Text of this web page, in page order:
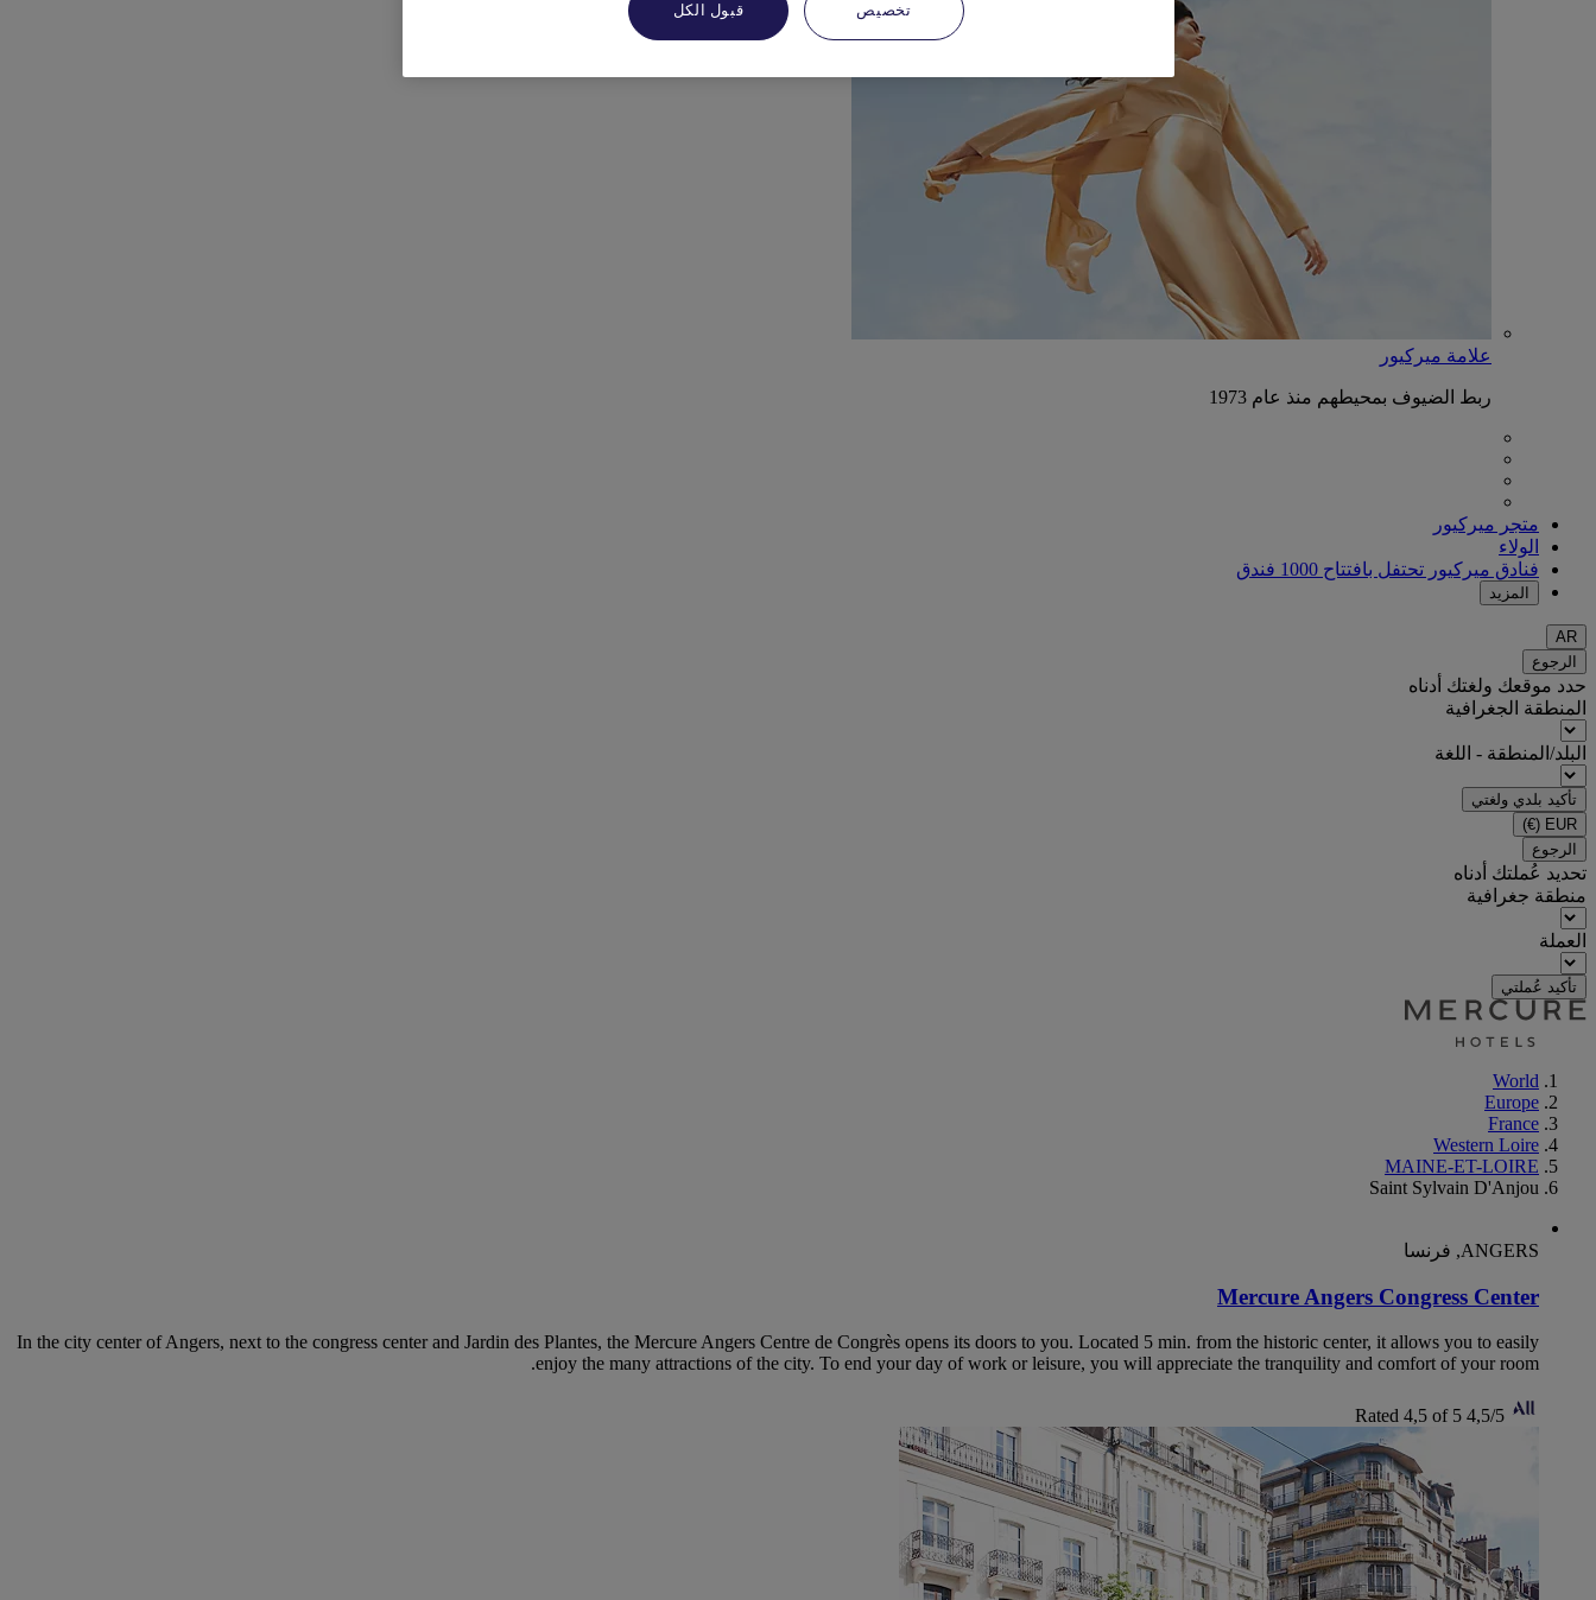
علامة ميركيور
ربط الضيوف بمحيطهم منذ عام 1973
متجر ميركيور
الولاء
فنادق ميركيور تحتفل بافتتاح 1000 فندق
المزيد
AR
الرجوع
حدد موقعك ولغتك أدناه
المنطقة الجغرافية
البلد/المنطقة - اللغة
تأكيد بلدي ولغتي
EUR
(€)
الرجوع
تحديد عُملتك أدناه
منطقة جغرافية
العملة
تأكيد عُملتي
World
Europe
France
Western Loire
MAINE-ET-LOIRE
Saint Sylvain D'Anjou
ANGERS, فرنسا
Mercure Angers Congress Center
In the city center of Angers, next to the congress center and Jardin des Plantes, the Mercure Angers Centre de Congrès opens its doors to you. Located 5 min. from the historic center, it allows you to easily
enjoy the many attractions of the city. To end your day of work or leisure, you will appreciate the tranquility and comfort of your room.
4,5/5
Rated 4,5 of 5
تخصيص قبول الكل